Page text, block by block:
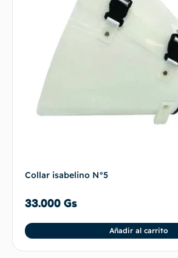
Collar isabelino N°5
33.000 Gs
Añadir al carrito